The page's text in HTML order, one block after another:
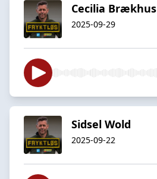
Cecilia Brækhus
2025-09-29
Sidsel Wold
2025-09-22